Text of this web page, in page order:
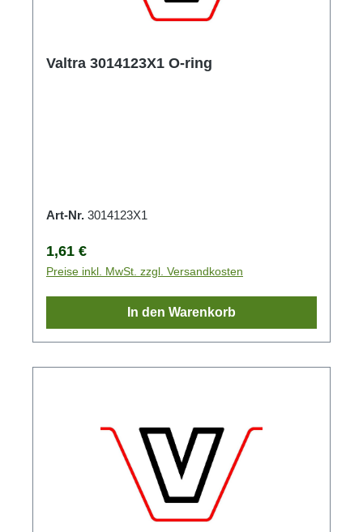
Valtra 3014123X1 O-ring
Art-Nr. 3014123X1
Regulärer Preis:
1,61 €
Preise inkl. MwSt. zzgl. Versandkosten
In den Warenkorb